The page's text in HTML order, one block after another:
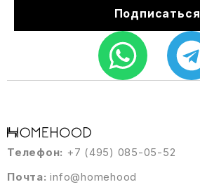
Телефон: +7 (495) 085-05-52
Почта: info@homehood
Подписаться